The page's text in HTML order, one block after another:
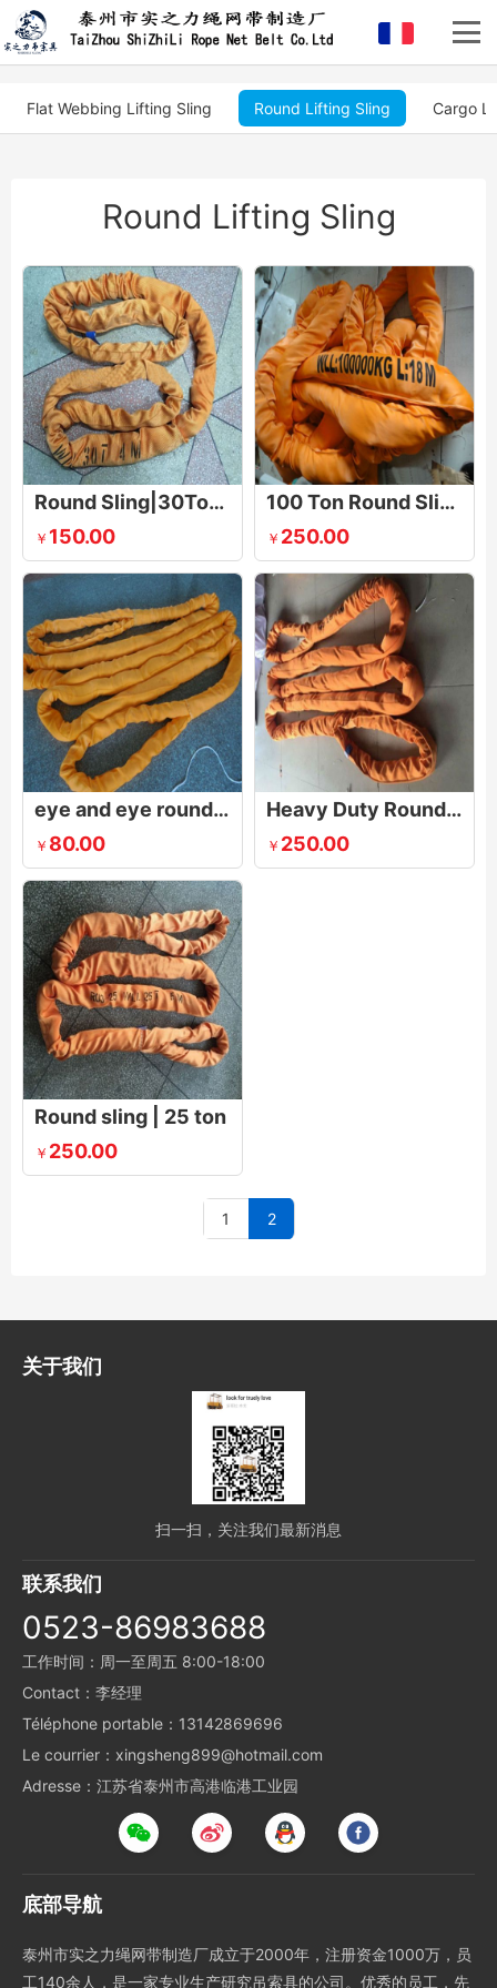
Flat Webbing Lifting Sling Round Lifting Sling Cargo
Round Lifting Sling
Round Sling|30Tonne
￥ 150.00
100 Ton Round Sling
￥ 250.00
eye and eye round sling
￥ 80.00
Heavy Duty Round Sling
￥ 250.00
Round sling | 25 ton
￥ 250.00
1 2
关于我们
扫一扫，关注我们最新消息
联系我们
0523-86983688
工作时间：周一至周五 8:00-18:00
Contact：李经理
Téléphone portable：13142869696
Le courrier：xingsheng899@hotmail.com
Adresse：江苏省泰州市高港临港工业园
底部导航
泰州市实之力绳网带制造厂成立于2000年，注册资金1000万，员
工140余人，是一家专业生产研究吊索具的公司。优秀的员工，先